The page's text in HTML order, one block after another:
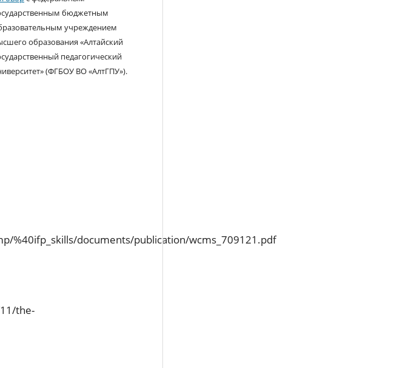
%40ifp_skills/documents/publication/wcms_709121.pdf
the-
бюджетным
учреждением
образования «Алтайский
педагогический
(ФГБОУ ВО «АлтГПУ»).